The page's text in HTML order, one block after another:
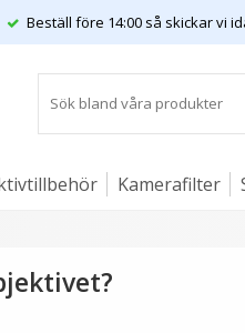
Beställ före 14:00 så skickar vi
Kamerafilter